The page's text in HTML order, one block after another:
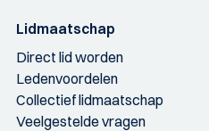
Lidmaatschap
Direct lid worden
Ledenvoordelen
Collectief lidmaatschap
Veelgestelde vragen